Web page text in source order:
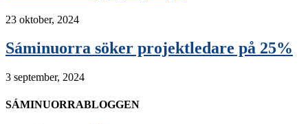
23 oktober, 2024
Sáminuorra söker projektledare på 25%
3 september, 2024
SÁMINUORRABLOGGEN